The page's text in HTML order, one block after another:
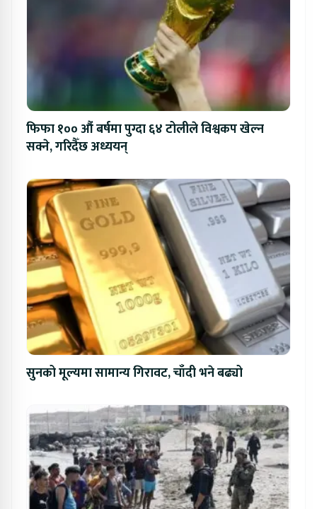
फिफा १०० औं बर्षमा पुग्दा ६४ टोलीले विश्वकप खेल्न
सक्ने, गरिदैँछ अध्ययन्
सुनको मूल्यमा सामान्य गिरावट, चाँदी भने बढ्यो